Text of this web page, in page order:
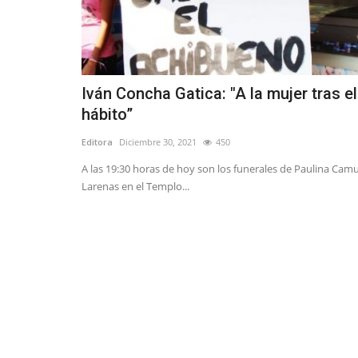
Iván Concha Gatica: "A la mujer tras el
hábito”
Editora Diciembre 30, 2021 450
A las 19:30 horas de hoy son los funerales de Paulina
Larenas en el Templo...